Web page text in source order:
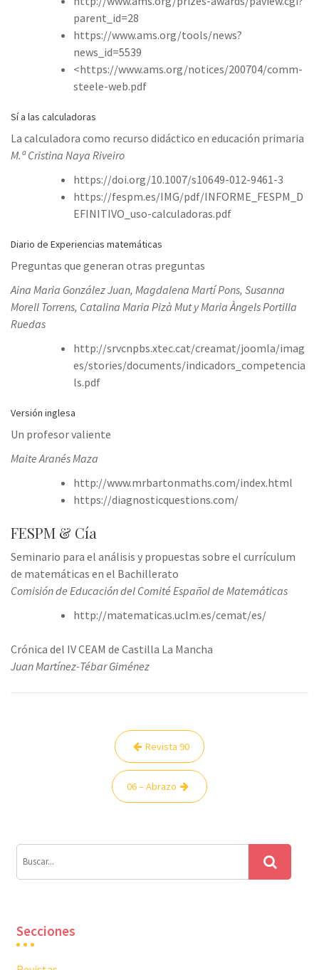
parent_id=28
https://www.ams.org/tools/news?
news_id=5539
<https://www.ams.org/notices/200704/comm-
steele-web.pdf
Sí a las calculadoras
La calculadora como recurso didáctico en educación primaria
M.ª Cristina Naya Riveiro
https://doi.org/10.1007/s10649-012-9461-3
https://fespm.es/IMG/pdf/INFORME_FESPM_D
EFINITIVO_uso-calculadoras.pdf
Diario de Experiencias matemáticas
Preguntas que generan otras preguntas
Aina Maria González Juan, Magdalena Martí Pons, Susanna
Morell Torrens, Catalina Maria Pizà Mut y Maria Àngels Portilla
Ruedas
http://srvcnpbs.xtec.cat/creamat/joomla/imag
es/stories/documents/indicadors_competencia
ls.pdf
Versión inglesa
Un profesor valiente
Maite Aranés Maza
http://www.mrbartonmaths.com/index.html
https://diagnosticquestions.com/
FESPM & Cía
Seminario para el análisis y propuestas sobre el currículum
de matemáticas en el Bachillerato
Comisión de Educación del Comité Español de Matemáticas
http://matematicas.uclm.es/cemat/es/
Crónica del IV CEAM de Castilla La Mancha
Juan Martínez-Tébar Giménez
Revista 90
06 – Abrazo
Secciones